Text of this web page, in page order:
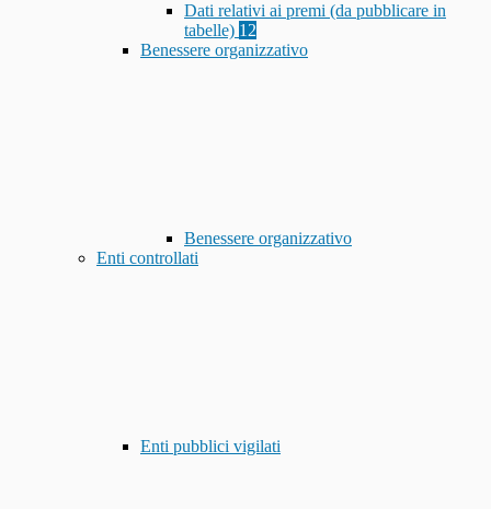
Dati relativi ai premi (da pubblicare in
tabelle) 12
Benessere organizzativo
Benessere organizzativo
Enti controllati
Enti pubblici vigilati